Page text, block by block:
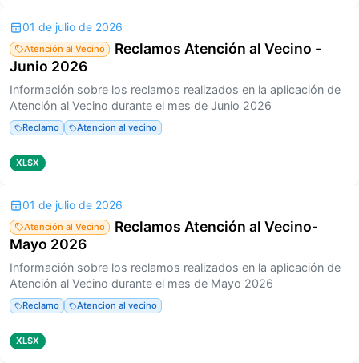
01 de julio de 2026
Atención al Vecino
Reclamos Atención al Vecino -
Junio 2026
Información sobre los reclamos realizados en la aplicación de
Atención al Vecino durante el mes de Junio 2026
Reclamo Atencion al vecino
XLSX
01 de julio de 2026
Atención al Vecino
Reclamos Atención al Vecino-
Mayo 2026
Información sobre los reclamos realizados en la aplicación de
Atención al Vecino durante el mes de Mayo 2026
Reclamo Atencion al vecino
XLSX